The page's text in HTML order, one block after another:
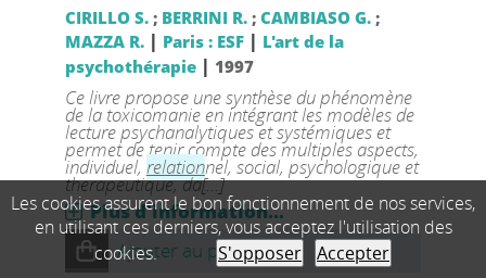
CIRILLO S.; BERRINI R.; CAMBIASO G.;
MAZZA R. | Paris : ESF| L'art de la
psychothérapie| 1997
Ce livre propose une synthèse du phénomène
de la toxicomanie en intégrant les modèles de
lecture psychanalytiques et systémiques et
permet de tenir compte des multiples aspects,
individuel, relationnel, social, psychologique et
therapeutique, da[...]
Plus d'information...
Ajouter au panier
Les cookies assurent le bon fonctionnement de nos services,
en utilisant ces derniers, vous acceptez l'utilisation des
cookies.
S'opposer Accepter